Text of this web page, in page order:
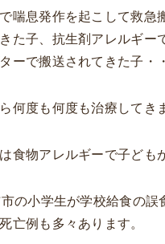
喘息発作を起こして救
た子、抗生剤アレルギ
ーで搬送されてきた子・
何度も何度も治療してき
食物アレルギーで子ど
の小学生が学校給食の
亡例も多々あります。